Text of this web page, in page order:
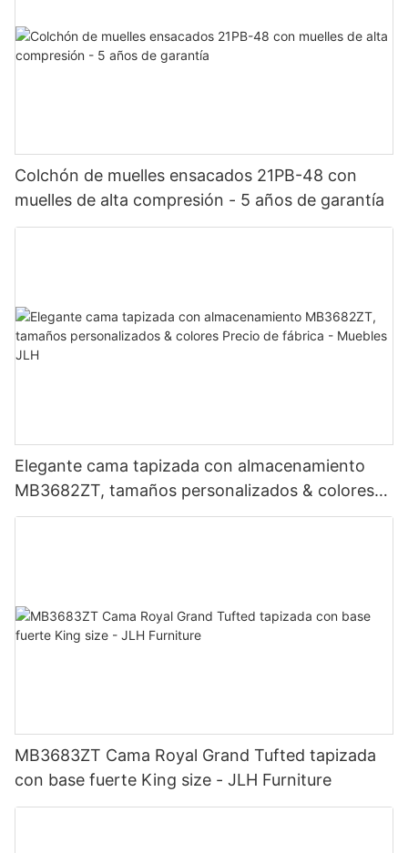
Colchón de muelles ensacados 21PB-48 con
muelles de alta compresión - 5 años de garantía
Elegante cama tapizada con almacenamiento
MB3682ZT, tamaños personalizados & colores
Precio de fábrica - Muebles JLH
MB3683ZT Cama Royal Grand Tufted tapizada
con base fuerte King size - JLH Furniture